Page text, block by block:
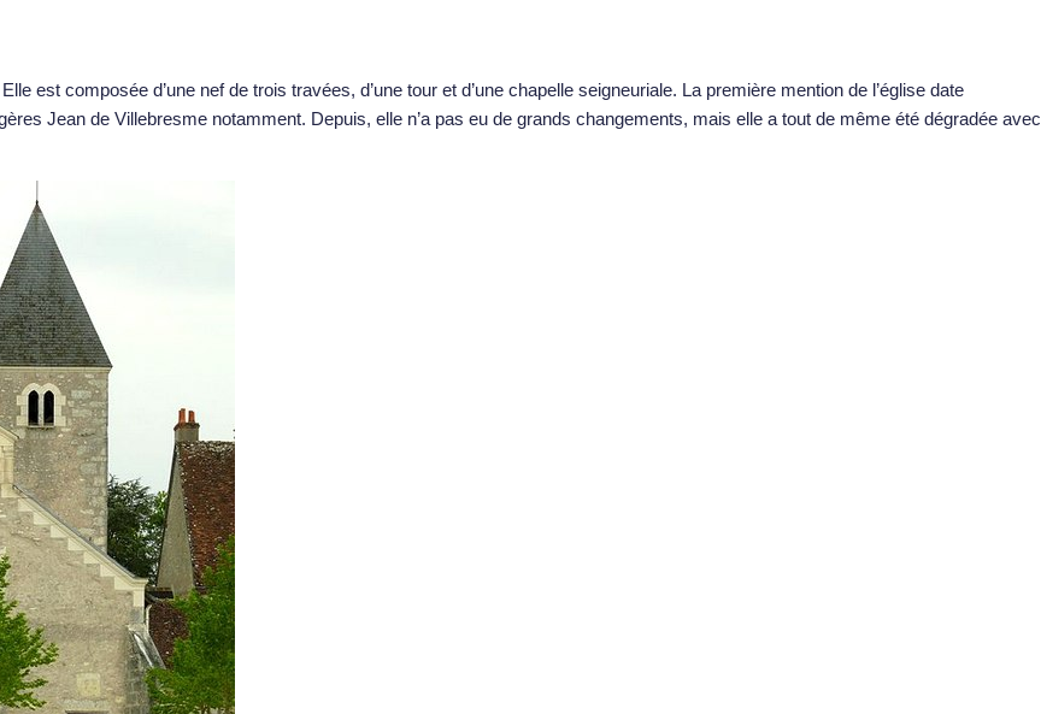
est composée d’une nef de trois travées, d’une tour et d’une chapelle seigneuriale. La première mention de l’église date
Jean de Villebresme notamment. Depuis, elle n’a pas eu de grands changements, mais elle a tout de même été dégradée avec